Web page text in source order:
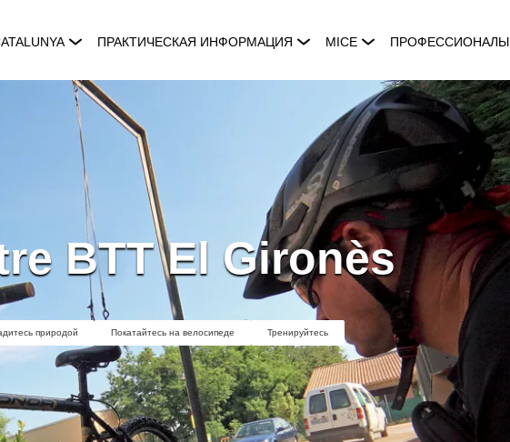
ПРАКТИЧЕСКАЯ ИНФОРМАЦИЯ MICE ПРОФЕССИОНАЛЫ
BTT El Gironès
природой Покатайтесь на велосипеде Тренируйтесь